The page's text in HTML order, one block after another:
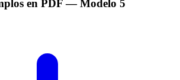
en PDF— Modelo 5